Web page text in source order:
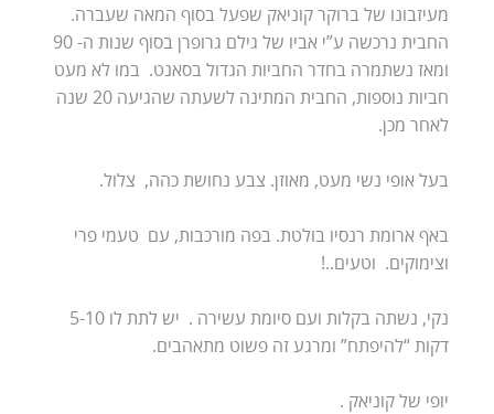
מעיזבונו של ברוקר קוניאק שפעל בסוף המאה שעברה.
החבית נרכשה ע”י אביו של גילם גרופרן בסוף שנות ה- 90
ומאז נשתמרה בחדר החביות הגדול בסאנט. במו לא מעט
חביות נוספות, החבית המתינה לשעתה שהגיעה 20 שנה
לאחר מכן.
בעל אופי נשי מעט, מאוזן. צבע נחושת כהה, צלול.
באף ארומת רנסיו בולטת. בפה מורכבות, עם טעמי פרי
וצימוקים. וטעים..!
נקי, נשתה בקלות ועם סיומת עשירה . יש לתת לו 5-10
דקות “להיפתח” ומרגע זה פשוט מתאהבים.
יופי של קוניאק .